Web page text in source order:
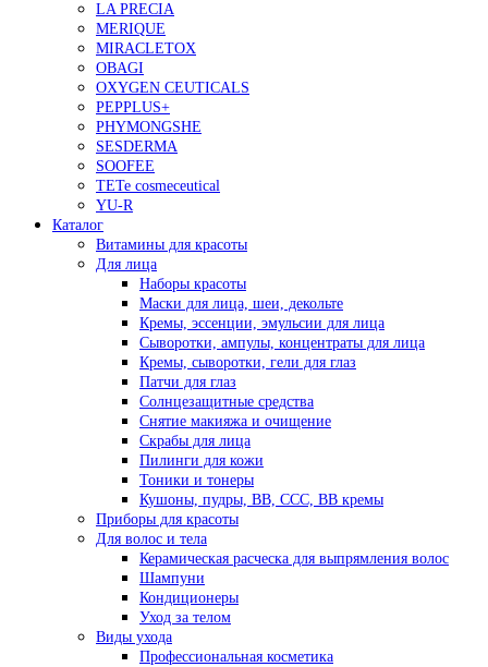
LA PRECIA
MERIQUE
MIRACLETOX
OBAGI
OXYGEN CEUTICALS
PEPPLUS+
PHYMONGSHE
SESDERMA
SOOFEE
TETe cosmeceutical
YU-R
Каталог
Витамины для красоты
Для лица
Наборы красоты
Маски для лица, шеи, декольте
Кремы, эссенции, эмульсии для лица
Сыворотки, ампулы, концентраты для лица
Кремы, сыворотки, гели для глаз
Патчи для глаз
Солнцезащитные средства
Снятие макияжа и очищение
Скрабы для лица
Пилинги для кожи
Тоники и тонеры
Кушоны, пудры, ВВ, ССС, ВВ кремы
Приборы для красоты
Для волос и тела
Керамическая расческа для выпрямления волос
Шампуни
Кондиционеры
Уход за телом
Виды ухода
Профессиональная косметика